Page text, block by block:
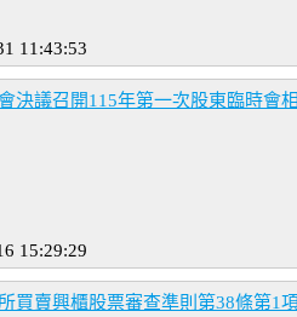
11:43:53
決議召開115年第一次股東臨時會
15:29:29
買賣興櫃股票審查準則第38條第1